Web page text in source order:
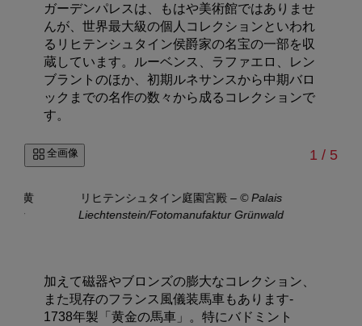
ガーデンパレスは、もはや美術館ではありませ
んが、世界最大級の個人コレクションといわれ
るリヒテンシュタイン侯爵家の名宝の一部を収
蔵しています。ルーベンス、ラファエロ、レン
ブラントのほか、初期ルネサンスから中期バロ
ックまでの名作の数々から成るコレクションで
す。
全画像 1 // 5
る黄
リヒテンシュタイン庭園宮殿– © Palais
Liechtenstein/Fotomanufaktur Grünwald
加えて磁器やブロンズの膨大なコレクション、
また現存のフランス風儀装馬車もあります-
1738年製「黄金の馬車」。特にバドミント